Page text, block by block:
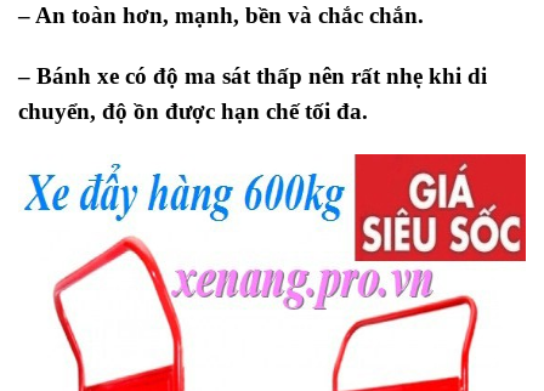
– An toàn hơn, mạnh, bền và chắc chắn.
– Bánh xe có độ ma sát thấp nên rất nhẹ khi di
chuyển, độ ồn được hạn chế tối đa.